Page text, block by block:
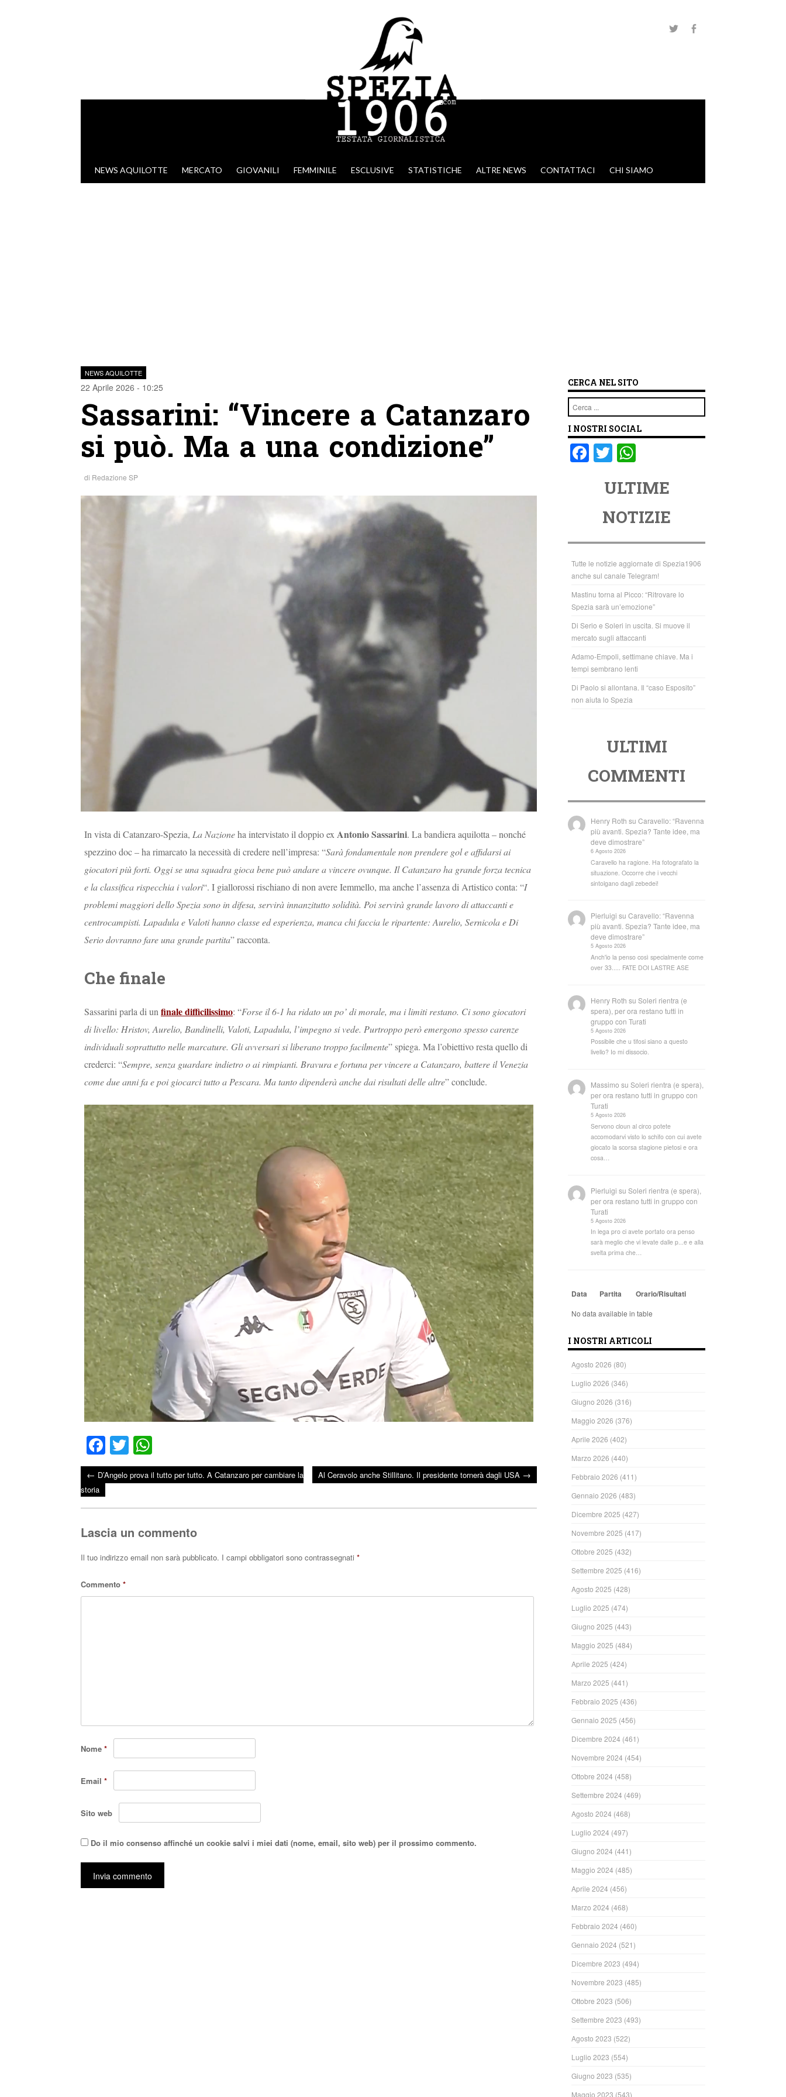
VAI AL CONTENUTO
NEWS AQUILOTTE MERCATO GIOVANILI FEMMINILE ESCLUSIVE STATISTICHE ALTRE NEWS CONTATTACI CHI SIAMO
NEWS AQUILOTTE
22 Aprile 2026 - 10:25
Sassarini: “Vincere a Catanzaro
si può. Ma a una condizione”
di Redazione SP
In vista di Catanzaro-Spezia, La Nazioneha intervistato il doppio ex Antonio Sassarini. La bandiera aquilotta – nonché
spezzino doc – ha rimarcato la necessità di credere nell’impresa: “Sarà fondamentale non prendere gol e affidarsi ai
giocatori più forti. Oggi se una squadra gioca bene può andare a vincere ovunque. Il Catanzaro ha grande forza tecnica
e la classifica rispecchia i valori“. I giallorossi rischiano di non avere Iemmello, ma anche l’assenza di Artistico conta: “I
problemi maggiori dello Spezia sono in difesa, servirà innanzitutto solidità. Poi servirà grande lavoro di attaccanti e
centrocampisti. Lapadula e Valoti hanno classe ed esperienza, manca chi faccia le ripartente: Aurelio, Sernicola e Di
Serio dovranno fare una grande partita” racconta.
Che finale
Sassarini parla di unfinale difficilissimo: “Forse il 6-1 ha ridato un po’ di morale, ma i limiti restano. Ci sono giocatori
di livello: Hristov, Aurelio, Bandinelli, Valoti, Lapadula, l’impegno si vede. Purtroppo però emergono spesso carenze
individuali soprattutto nelle marcature. Gli avversari si liberano troppo facilmente” spiega. Ma l’obiettivo resta quello di
crederci: “Sempre, senza guardare indietro o ai rimpianti. Bravura e fortuna per vincere a Catanzaro, battere il Venezia
come due anni fa e poi giocarci tutto a Pescara. Ma tanto dipenderà anche dai risultati delle altre” conclude.
Fa
ce
bo
ok
T
wi
tte
r
ha
ts
A
Post navigation
← D’Angelo prova il tutto per tutto. A Catanzaro per cambiare la
storia
Al Ceravolo anche Stillitano. Il presidente tornerà dagli USA →
Lascia un commento
Il tuo indirizzo email non sarà pubblicato. I campi obbligatori sono contrassegnati *
Commento *
Nome *
Email *
Sito web
Do il mio consenso affinché un cookie salvi i miei dati (nome, email, sito web) per il prossimo commento.
CERCA NEL SITO
Cerca
I NOSTRI SOCIAL
F
o
o
k
T
tt
er
at
s
A
p
p
ULTIME
NOTIZIE
Tutte le notizie aggiornate di Spezia1906
anche sul canale Telegram!
Mastinu torna al Picco: “Ritrovare lo
Spezia sarà un’emozione”
Di Serio e Soleri in uscita. Si muove il
mercato sugli attaccanti
Adamo-Empoli, settimane chiave. Ma i
tempi sembrano lenti
Di Paolo si allontana. Il “caso Esposito”
non aiuta lo Spezia
ULTIMI
COMMENTI
Henry Roth suCaravello: “Ravenna
più avanti. Spezia? Tante idee, ma
deve dimostrare”
6 Agosto 2026
Caravello ha ragione. Ha fotografato la
situazione. Occorre che i vecchi
sintolgano dagli zebedei!
Pierluigi suCaravello: “Ravenna
più avanti. Spezia? Tante idee, ma
deve dimostrare”
5 Agosto 2026
Anch'io la penso così specialmente come
over 33..... FATE DOI LASTRE ASE
Henry Roth suSoleri rientra (e
spera), per ora restano tutti in
gruppo con Turati
5 Agosto 2026
Possibile che u tifosi siano a questo
livello? Io mi dissocio.
Massimo suSoleri rientra (e spera),
per ora restano tutti in gruppo con
Turati
5 Agosto 2026
Servono cloun al circo potete
accomodarvi visto lo schifo con cui avete
giocato la scorsa stagione pietosi e ora
cosa…
Pierluigi suSoleri rientra (e spera),
per ora restano tutti in gruppo con
Turati
5 Agosto 2026
In lega pro ci avete portato ora penso
sarà meglio che vi levate dalle p...e e alla
svelta prima che…
Data Partita Orario/Risultati
No data available in table
I NOSTRI ARTICOLI
Agosto 2026 (80)
Luglio 2026 (346)
Giugno 2026 (316)
Maggio 2026 (376)
Aprile 2026 (402)
Marzo 2026 (440)
Febbraio 2026 (411)
Gennaio 2026 (483)
Dicembre 2025 (427)
Novembre 2025 (417)
Ottobre 2025 (432)
Settembre 2025 (416)
Agosto 2025 (428)
Luglio 2025 (474)
Giugno 2025 (443)
Maggio 2025 (484)
Aprile 2025 (424)
Marzo 2025 (441)
Febbraio 2025 (436)
Gennaio 2025 (456)
Dicembre 2024 (461)
Novembre 2024 (454)
Ottobre 2024 (458)
Settembre 2024 (469)
Agosto 2024 (468)
Luglio 2024 (497)
Giugno 2024 (441)
Maggio 2024 (485)
Aprile 2024 (456)
Marzo 2024 (468)
Febbraio 2024 (460)
Gennaio 2024 (521)
Dicembre 2023 (494)
Novembre 2023 (485)
Ottobre 2023 (506)
Settembre 2023 (493)
Agosto 2023 (522)
Luglio 2023 (554)
Giugno 2023 (535)
Maggio 2023 (543)